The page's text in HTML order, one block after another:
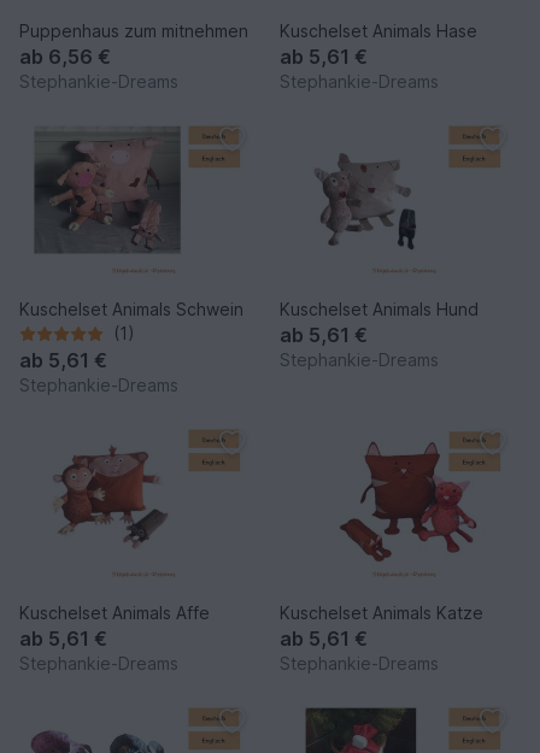
Puppenhaus zum mitnehmen
ab 6,56 €
Stephankie-Dreams
Kuschelset Animals Hase
ab 5,61 €
Stephankie-Dreams
Kuschelset Animals Schwein
(1)
ab 5,61 €
Stephankie-Dreams
Kuschelset Animals Hund
ab 5,61 €
Stephankie-Dreams
Kuschelset Animals Affe
ab 5,61 €
Stephankie-Dreams
Kuschelset Animals Katze
ab 5,61 €
Stephankie-Dreams